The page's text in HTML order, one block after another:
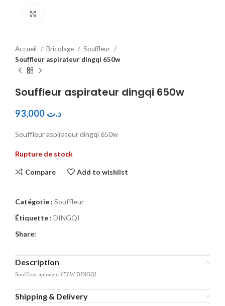
Accueil Bricolage
Souffleur
Souffleur aspirateur dingqi 650w
Souffleur aspirateur dingqi 650w
د.ت
Souffleur aspirateur dingqi 650w
Rupture de stock
Compare Add to wishlist
Catégorie : Souffleur
Étiquette : DINGQI
Share:
Description
Souffleur apirateur 650W DINGQI
Shipping & Delivery